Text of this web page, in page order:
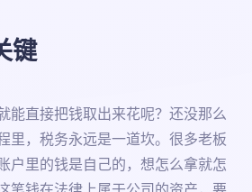
键
能直接把钱取出来花呢？还没那么
里，税务永远是一道坎。很多老板
户里的钱是自己的，想怎么拿就怎